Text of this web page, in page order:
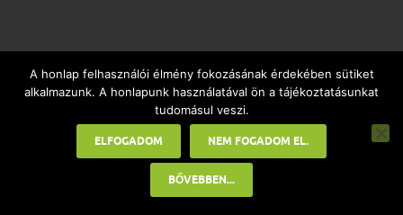
KAPCSOLAT
Kerekesi Éva SEO szakember
Impresszum
Adatkezelési tájékoztató
A honlap felhasználói élmény fokozásának érdekében sütiket
alkalmazunk. A honlapunk használatával ön a tájékoztatásunkat
tudomásul veszi.
ELFOGADOM NEM FOGADOM EL.
BŐVEBBEN...